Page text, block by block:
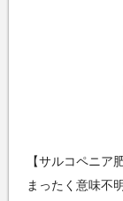
【サルコペニア
まったく意味不